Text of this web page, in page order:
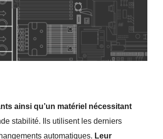
ainsi qu’un matériel nécessitant
stabilité. Ils utilisent les derniers
automatiques. Leur